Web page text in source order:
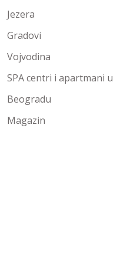
Jezera
Gradovi
Vojvodina
SPA centri i apartmani u
Beogradu
Magazin